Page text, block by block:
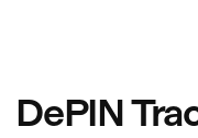
DePIN